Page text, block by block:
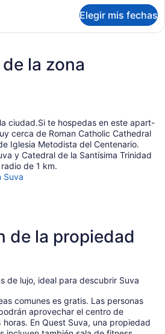
Elegir mis fechas
la zona
ciudad.Si te hospedas en este apart-
cerca de Roman Catholic Cathedral
Iglesia Metodista del Centenario.
y Catedral de la Santísima Trinidad
de 1 km.
Suva
de la propiedad
de lujo, ideal para descubrir Suva
comunes es gratis. Las personas
aprovechar el centro de
En Quest Suva, una propiedad